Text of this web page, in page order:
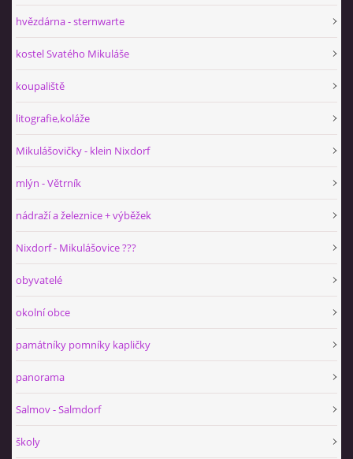
hvězdárna - sternwarte
kostel Svatého Mikuláše
koupaliště
litografie,koláže
Mikulášovičky - klein Nixdorf
mlýn - Větrník
nádraží a železnice + výběžek
Nixdorf - Mikulášovice ???
obyvatelé
okolní obce
památníky pomníky kapličky
panorama
Salmov - Salmdorf
školy